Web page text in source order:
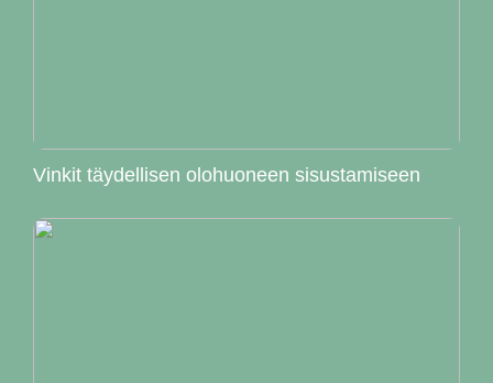
Vinkit täydellisen olohuoneen sisustamiseen